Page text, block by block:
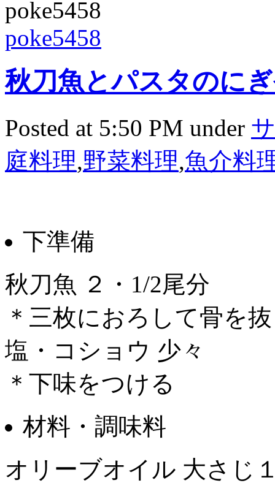
poke5458
秋刀魚とパスタのに
Posted at 5:50 PM under
庭料理,野菜料理,魚介料
下準備
秋刀魚 ２・1/2尾分
＊三枚におろして骨を
塩・コショウ 少々
＊下味をつける
材料・調味料
オリーブオイル 大さじ